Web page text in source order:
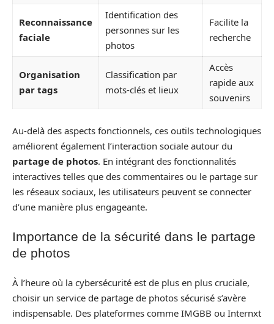
Reconnaissance
faciale
Identification des
personnes sur les
photos
Facilite la
recherche
Organisation
par tags
Classification par
mots-clés et lieux
Accès
rapide aux
souvenirs
Au-delà des aspects fonctionnels, ces outils technologiques
améliorent également l’interaction sociale autour du
partage de photos. En intégrant des fonctionnalités
interactives telles que des commentaires ou le partage sur
les réseaux sociaux, les utilisateurs peuvent se connecter
d’une manière plus engageante.
Importance de la sécurité dans le partage
de photos
À l’heure où la cybersécurité est de plus en plus cruciale,
choisir un service de partage de photos sécurisé s’avère
indispensable. Des plateformes comme IMGBB ou Internxt